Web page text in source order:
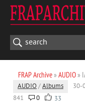
FRAP Archive» AUDIO»
AUDIO /Albums 30-
841
0 33